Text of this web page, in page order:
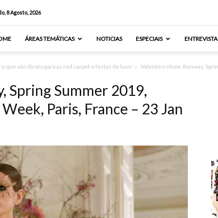
8 Agosto, 2026
ÁREAS TEMÁTICAS NOTICIAS ESPECIAIS
que vão direto para as red carpet e festas de luxo Valentino show, Runway,
Spring Summer 2019,
Paris, France – 23 Jan